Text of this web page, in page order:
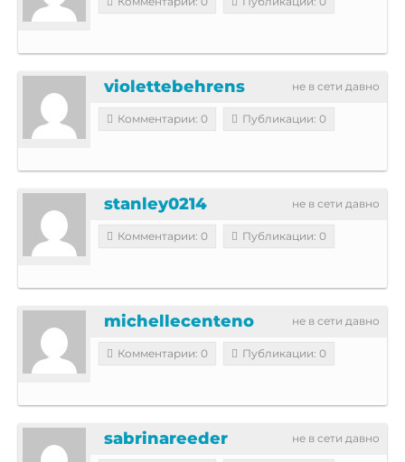
не в сети давно
violettebehrens
Комментарии: 0 Публикации: 0
не в сети давно
stanley0214
Комментарии: 0 Публикации: 0
не в сети давно
michellecenteno
Комментарии: 0 Публикации: 0
не в сети давно
sabrinareeder